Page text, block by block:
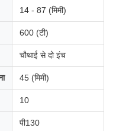
14 - 87 (मिमी)
600 (टी)
चौथाई से दो इंच
45 (मिमी)
10
पी130